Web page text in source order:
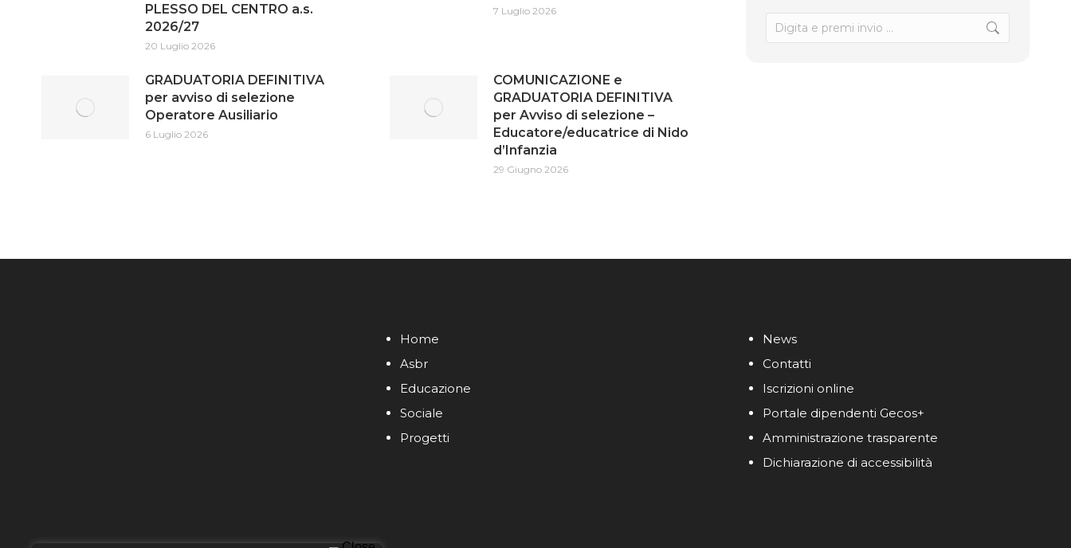
PLESSO DEL CENTRO a.s.
2026/27
20 Luglio 2026
7 Luglio 2026
GRADUATORIA DEFINITIVA
per avviso di selezione
Operatore Ausiliario
6 Luglio 2026
COMUNICAZIONE e
GRADUATORIA DEFINITIVA
per Avviso di selezione –
Educatore/educatrice di Nido
d’Infanzia
29 Giugno 2026
Home
Asbr
Educazione
Sociale
Progetti
News
Contatti
Iscrizioni online
Portale dipendenti Gecos+
Amministrazione trasparente
Dichiarazione di accessibilità